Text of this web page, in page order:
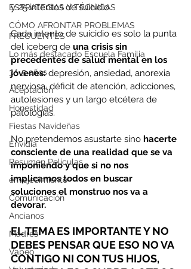
ESTRATEGIAS Y TÉCNICAS
CÓMO AFRONTAR PROBLEMAS
FRECUENTES
Lo más destacado Escuela Familia
3 - 5 años
Aceptación
Honestidad
Fiestas Navideñas
Envidia
Resumen Peliculas
envejecimiento
Comunicación
Ancianos
Madres
Vapeo
y 25 intentos de suicidio.
Cada intento de suicidio es solo la punta
del iceberg de una crisis sin
precedentes de salud mental en los
jóvenes: depresión, ansiedad, anorexia
nerviosa, déficit de atención, adicciones,
autolesiones y un largo etcétera de
patologías.
No pretendemos asustarte sino hacerte
consciente de una realidad que se va
imponiendo y que si no nos
implicamos todos en buscar
soluciones el monstruo nos va a
devorar.
EL TEMA ES IMPORTANTE Y NO
DEBES PENSAR QUE ESO NO VA
CONTIGO NI CON TUS HIJOS,